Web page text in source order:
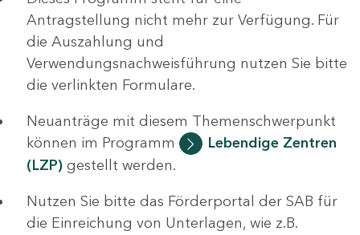
Antragstellung nicht mehr zur Verfügung. Für
die Auszahlung und
Verwendungsnachweisführung nutzen Sie bitte
die verlinkten Formulare.
Neuanträge mit diesem Themenschwerpunkt
können im Programm
Lebendige Zentren
(LZP) gestellt werden.
Nutzen Sie bitte das Förderportal der SAB für
die Einreichung von Unterlagen, wie z.B.